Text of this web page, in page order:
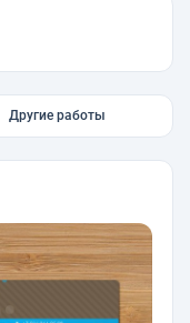
Другие работы